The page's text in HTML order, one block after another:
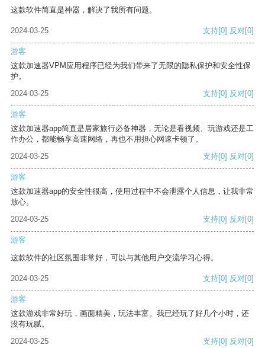
这款软件简直是神器，解决了我所有问题。
2024-03-25 支持[0] 反对[0]
游客
这款加速器VPM应用程序已经为我们带来了无限的隐私保护和安全性保
护。
2024-03-25
支持[0] 反对[0]
游客
这款加速器app简直是居家旅行必备神器，无论是看视频、玩游戏还是工
作办公，都能畅享高速网络，再也不用担心网速卡顿了。
2024-03-25
支持[0] 反对[0]
游客
这款加速器app的安全性很高，使用过程中不会泄露个人信息，让我非常
放心。
2024-03-25
支持[0] 反对[0]
游客
这款软件的社区氛围非常好，可以与其他用户交流学习心得。
2024-03-25 支持[0] 反对[0]
游客
这款游戏非常好玩，画面精美，玩法丰富。我已经玩了好几个小时，还
没有玩腻。
2024-03-25
支持[0] 反对[0]